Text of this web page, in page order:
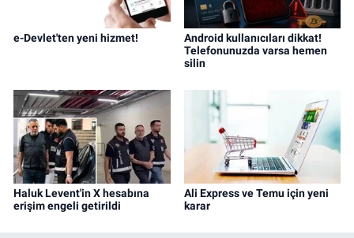
e-Devlet'ten yeni hizmet!
Android kullanıcıları dikkat!
Telefonunuzda varsa hemen
silin
Haluk Levent'in X hesabına
erişim engeli getirildi
Ali Express ve Temu için yeni
karar